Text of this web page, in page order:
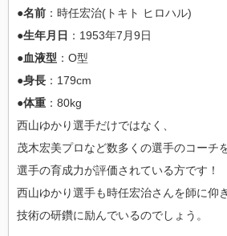
●名前 ：時任宏治(トキト ヒロハル)
●生年月日 ：1953年7月9日
●血液型 ：O型
●身長 ：179cm
●体重 ：80kg
西山ゆかり選手だけではなく、
茂木宏美プロなど数多くの選手のコーチ
選手の育成力が評価されている方です！
西山ゆかり選手も時任宏治さんを師に仰
技術の研鑽に励んでいるのでしょう。